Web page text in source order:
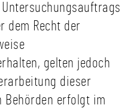
dem Recht der
gelten jedoch
dieser
Behörden erfolgt im